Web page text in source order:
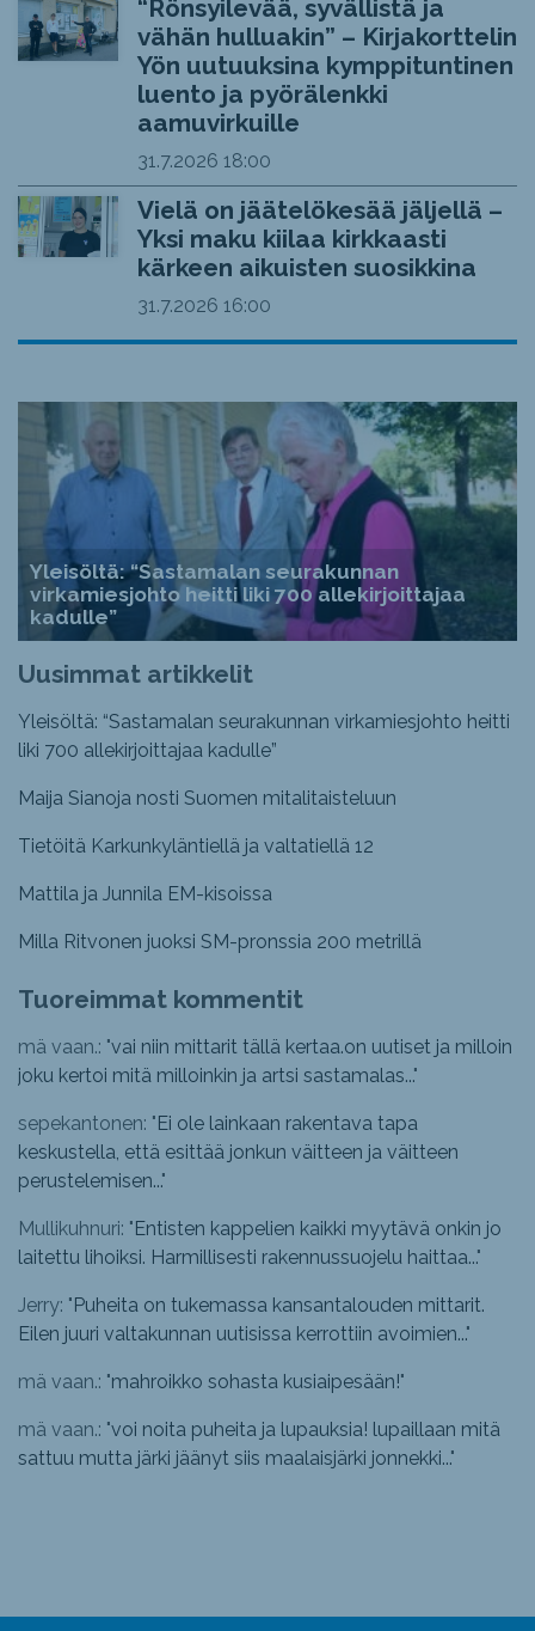
“Rönsyilevää, syvällistä ja
vähän hulluakin” – Kirjakorttelin
Yön uutuuksina kymppituntinen
luento ja pyörälenkki
aamuvirkuille
31.7.2026 18:00
Vielä on jäätelökesää jäljellä –
Yksi maku kiilaa kirkkaasti
kärkeen aikuisten suosikkina
31.7.2026 16:00
Yleisöltä: “Sastamalan seurakunnan
virkamiesjohto heitti liki 700 allekirjoittajaa
kadulle”
Uusimmat artikkelit
Yleisöltä: “Sastamalan seurakunnan virkamiesjohto heitti
liki 700 allekirjoittajaa kadulle”
Maija Sianoja nosti Suomen mitalitaisteluun
Tietöitä Karkunkyläntiellä ja valtatiellä 12
Mattila ja Junnila EM-kisoissa
Milla Ritvonen juoksi SM-pronssia 200 metrillä
Tuoreimmat kommentit
mä vaan.: "vai niin mittarit tällä kertaa.on uutiset ja milloin
joku kertoi mitä milloinkin ja artsi sastamalas..."
sepekantonen: " Ei ole lainkaan rakentava tapa
keskustella, että esittää jonkun väitteen ja väitteen
perustelemisen..."
Mullikuhnuri: " Entisten kappelien kaikki myytävä onkin jo
laitettu lihoiksi. Harmillisesti rakennussuojelu haittaa..."
Jerry: " Puheita on tukemassa kansantalouden mittarit.
Eilen juuri valtakunnan uutisissa kerrottiin avoimien..."
mä vaan.: "mahroikko sohasta kusiaipesään!"
mä vaan.: "voi noita puheita ja lupauksia! lupaillaan mitä
sattuu mutta järki jäänyt siis maalaisjärki jonnekki..."